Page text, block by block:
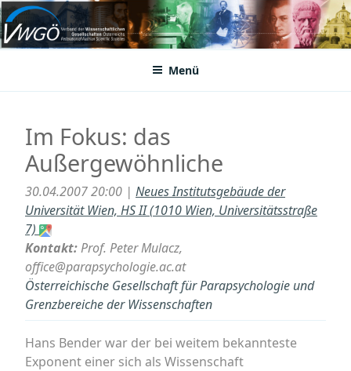
Zum
Inhalt
springenVWGÖ
Federation of Austrian Scientific Societies
Menü
Im Fokus: das
Außergewöhnliche
30.04.2007 20:00 | Neues Institutsgebäude der
Universität Wien, HS II (1010 Wien, Universitätsstraße
7)
Kontakt:Prof. Peter Mulacz,
office@parapsychologie.ac.at
Österreichische Gesellschaft für Parapsychologie und
Grenzbereiche der Wissenschaften
Hans Bender war der bei weitem bekannteste
Exponent einer sich als Wissenschaft